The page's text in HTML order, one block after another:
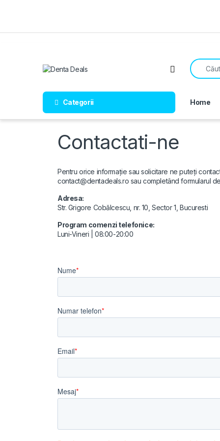
Categorii Home
Contactati-ne
Pentru orice informație sau solicitare ne puteți
contact@dentadeals.ro sau completând formularul
Adresa:
Str. Grigore Cobălcescu, nr. 10, Sector 1, Bucuresti
Program comenzi telefonice:
Luni-Vineri | 08:00-20:00